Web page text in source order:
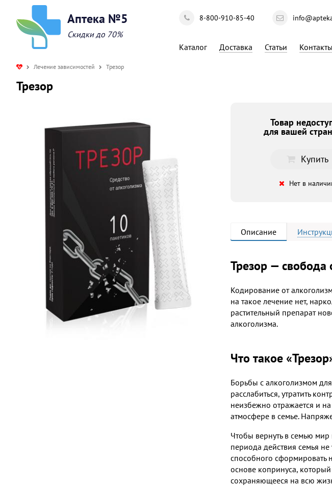
Аптека №5
Скидки до 70%
8-800-910-85-40
Каталог Доставка Статьи Контакты
Лечение зависимостей Трезор
Трезор
Товар
для вашей
Купить
Нет в
Описание
Трезор — свобода
Кодирование от
на такое лечение нет,
растительный препарат
алкоголизма.
Что такое
Борьбы с алкоголизмом
расслабиться, утратить
неизбежно отражается и
атмосфере в семье.
Чтобы вернуть в семью
периода действия семья не
способного сформировать
основе копринуса,
сохраняющееся на всю